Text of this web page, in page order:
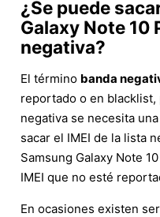
¿Se puede
Galaxy Note 10
negativa?
El término banda
reportado o en blacklist,
negativa se necesita
sacar el IMEI de la lista
Samsung Galaxy Note
IMEI que no esté
En ocasiones existen